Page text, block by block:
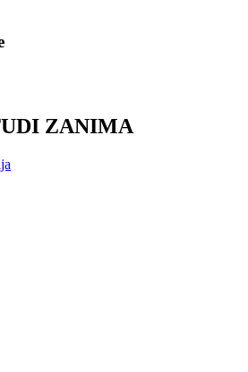
ZANIMA